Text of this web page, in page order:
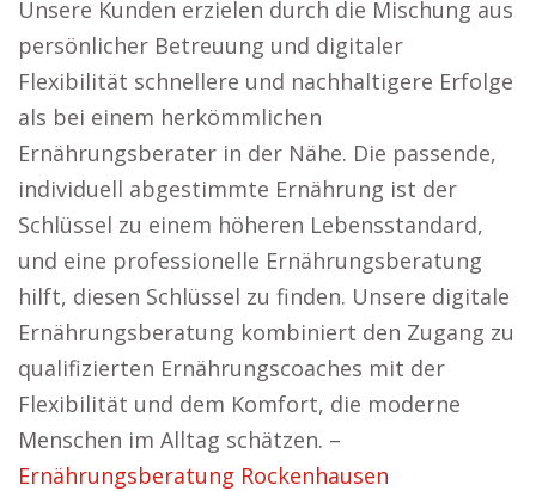
Unsere Kunden erzielen durch die Mischung aus
persönlicher Betreuung und digitaler
Flexibilität schnellere und nachhaltigere Erfolge
als bei einem herkömmlichen
Ernährungsberater in der Nähe. Die passende,
individuell abgestimmte Ernährung ist der
Schlüssel zu einem höheren Lebensstandard,
und eine professionelle Ernährungsberatung
hilft, diesen Schlüssel zu finden. Unsere digitale
Ernährungsberatung kombiniert den Zugang zu
qualifizierten Ernährungscoaches mit der
Flexibilität und dem Komfort, die moderne
Menschen im Alltag schätzen. –
Ernährungsberatung Rockenhausen